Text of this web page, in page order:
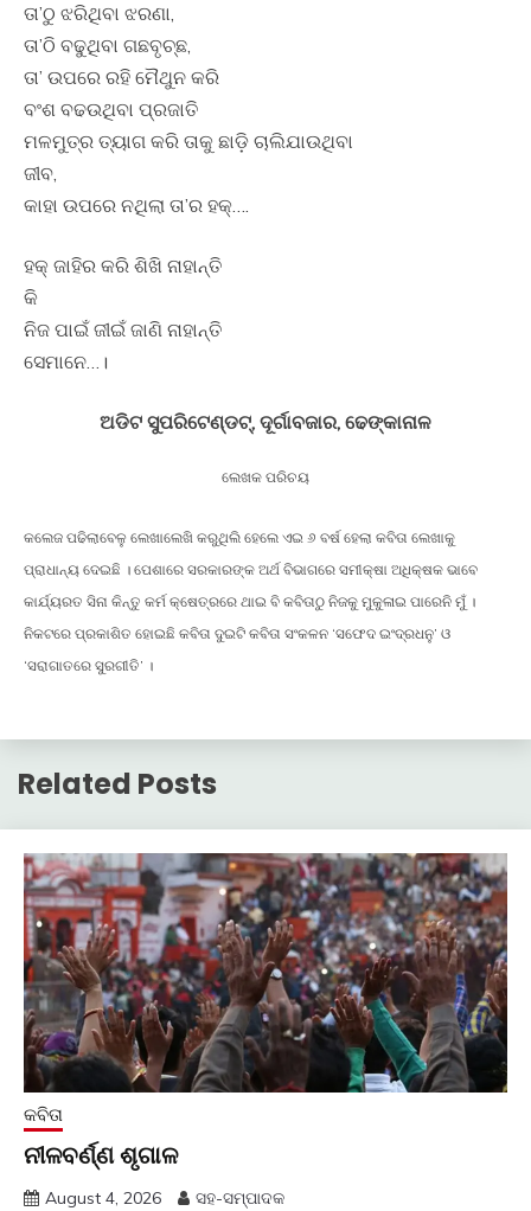
ତା’ଠୁ ଝରିଥିବା ଝରଣା,
ତା’ଠି ବଢୁଥିବା ଗଛବୃଚ୍ଛ,
ତା’ ଉପରେ ରହି ମୈଥୁନ କରି
ବଂଶ ବଢଉଥିବା ପ୍ରଜାତି
ମଳମୁତ୍ର ତ୍ୟାଗ କରି ତାକୁ ଛାଡ଼ି ଚାଲିଯାଉଥିବା
ଜୀବ,
କାହା ଉପରେ ନଥିଲା ତା’ର ହକ୍….
ହକ୍ ଜାହିର କରି ଶିଖି ନାହାନ୍ତି
କି
ନିଜ ପାଇଁ ଜୀଇଁ ଜାଣି ନାହାନ୍ତି
ସେମାନେ…।
ଅଡିଟ ସୁପରିଟେଣ୍ଡଟ୍, ଦୂର୍ଗାବଜାର, ଢେଙ୍କାନାଳ
ଲେଖକ ପରିଚୟ
କଲେଜ ପଢିଲାବେଳୁ ଲେଖାଲେଖି କରୁଥିଲି ହେଲେ ଏଇ ୬ ବର୍ଷ ହେଲା କବିତା ଲେଖାକୁ
ପ୍ରାଧାନ୍ୟ ଦେଇଛି । ପେଶାରେ ସରକାରଙ୍କ ଅର୍ଥ ବିଭାଗରେ ସମୀକ୍ଷା ଅଧିକ୍ଷକ ଭାବେ
କାର୍ଯ୍ୟରତ ସିନା କିନ୍ତୁ କର୍ମ କ୍ଷେତ୍ରରେ ଥାଇ ବି କବିତାଠୁ ନିଜକୁ ମୁକୁଳାଇ ପାରେନି ମୁଁ ।
ନିକଟରେ ପ୍ରକାଶିତ ହୋଇଛି କବିତା ଦୁଇଟି କବିତା ସଂକଳନ ‘ସଫେଦ ଇଂଦ୍ରଧନୁ’ ଓ
‘ସରାଗାତରେ ସୁରଗୀତି’ ।
Related Posts
କବିତା
ନୀଳବର୍ଣ୍ଣ ଶୃଗାଳ
August 4, 2026 ସହ-ସମ୍ପାଦକ